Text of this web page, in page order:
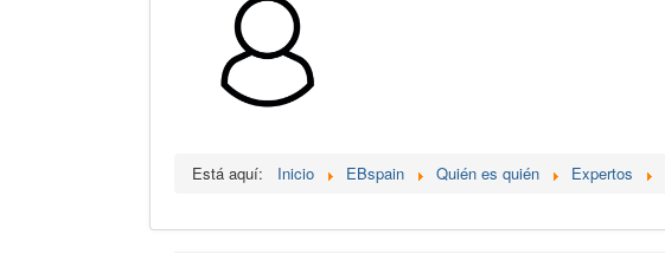
Está aquí: Inicio EBspain Quién es quién Expertos